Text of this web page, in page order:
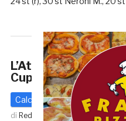
L’Atletico Colli
Cuprense: 1 – 0
Calcio - Altre Categorie
di Redazione GRB